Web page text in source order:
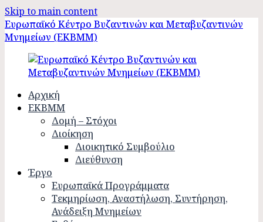
Skip to main content
Ευρωπαϊκό Κέντρο Βυζαντινών και Μεταβυζαντινών
Μνημείων (ΕΚΒΜΜ)
Αρχική
ΕΚΒΜΜ
Δομή – Στόχοι
Διοίκηση
Διοικητικό Συμβούλιο
Διεύθυνση
Έργο
Ευρωπαϊκά Προγράμματα
Τεκμηρίωση, Αναστήλωση, Συντήρηση,
Ανάδειξη Μνημείων